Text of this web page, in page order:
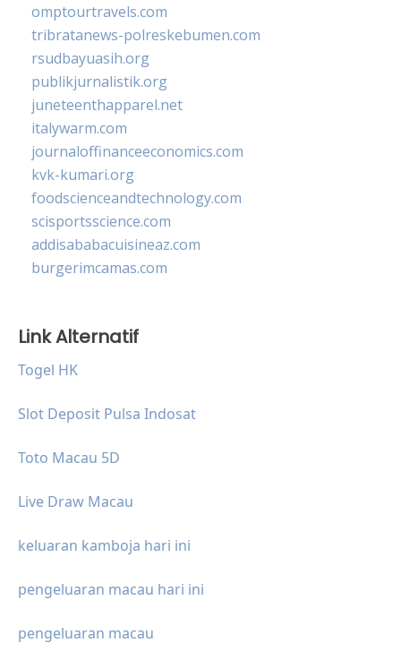
omptourtravels.com
tribratanews-polreskebumen.com
rsudbayuasih.org
publikjurnalistik.org
juneteenthapparel.net
italywarm.com
journaloffinanceeconomics.com
kvk-kumari.org
foodscienceandtechnology.com
scisportsscience.com
addisababacuisineaz.com
burgerimcamas.com
Link Alternatif
Togel HK
Slot Deposit Pulsa Indosat
Toto Macau 5D
Live Draw Macau
keluaran kamboja hari ini
pengeluaran macau hari ini
pengeluaran macau